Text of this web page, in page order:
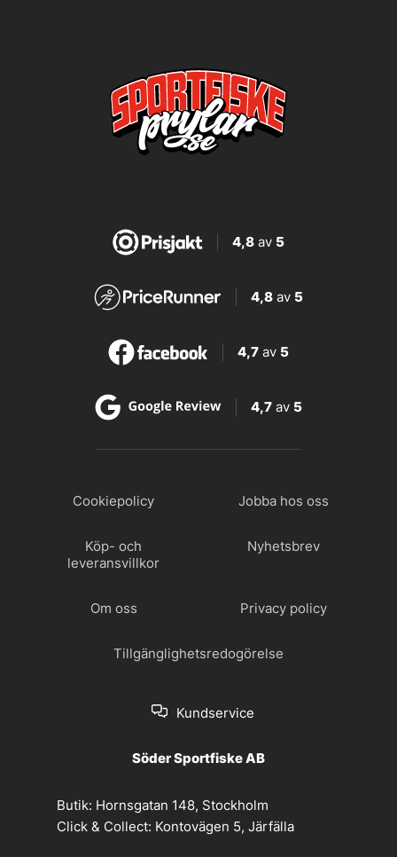
4,8av 5
4,8 av 5
4,7 av 5
4,7 av 5
Cookiepolicy Jobba hos oss
Köp- och
leveransvillkor
Nyhetsbrev
Om oss Privacy policy
Tillgänglighetsredogörelse
Kundservice
Söder Sportfiske AB
Butik: Hornsgatan 148, Stockholm
Click & Collect: Kontovägen 5, Järfälla